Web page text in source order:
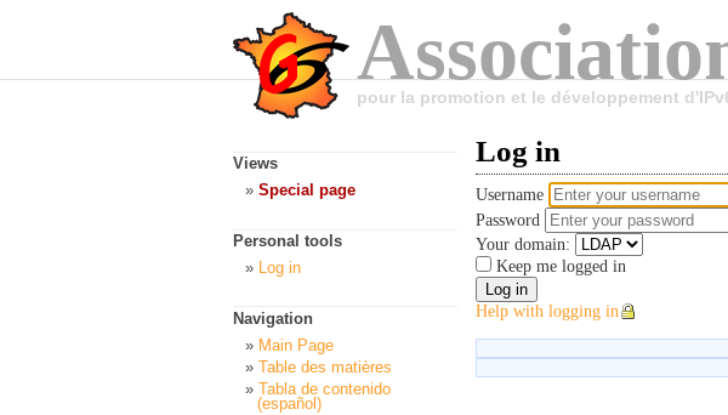
pour la promotion et le développement
Log in
Username
Password
Your domain:
Keep me logged in
Help with logging in
Views
Special page
Personal tools
Log in
Navigation
Main Page
Table des matières
Tabla de contenido
(español)